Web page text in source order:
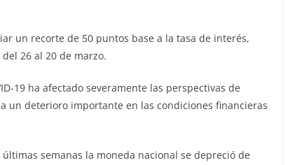
un recorte de 50 puntos base a la tasa de interés,
26 al 20 de marzo.
19 ha afectado severamente las perspectivas de
un deterioro importante en las condiciones financieras
semanas la moneda nacional se depreció de